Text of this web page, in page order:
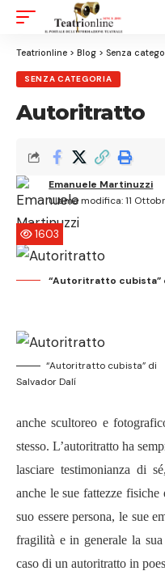
Teatrionline > Blog > Senza
SENZA CATEGORIA
Autoritratto
Ultima modifica: 11
Emanuele Martinuzzi
1603
“Autoritratto cubista”
“Autoritratto cubista” di
Salvador Dalí
anche scultoreo e
stesso. L’autoritratto ha
lasciare testimonianza di
anche le sue fattezze fisiche
suo essere persona, le sue
fragilità e in generale la
caso di un autoritratto in